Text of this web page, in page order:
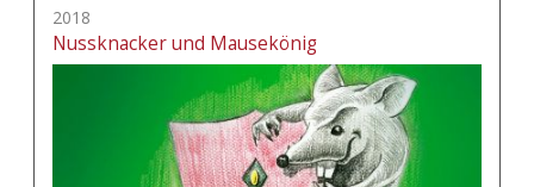
2018
Nussknacker und Mausekönig